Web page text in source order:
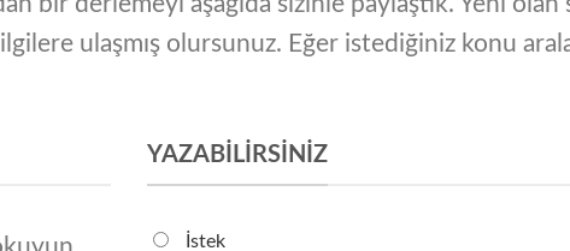
ulaşmış olursunuz. Eğer istediğiniz konu
YAZABILIRSINIZ
İstek